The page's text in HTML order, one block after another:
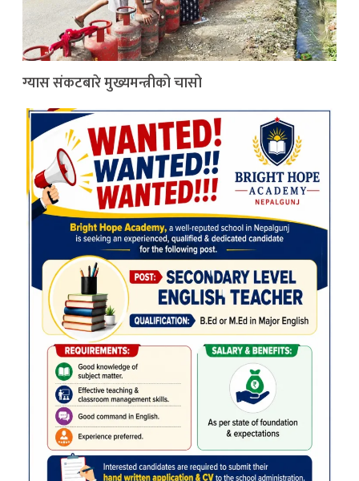
ग्यास संकटबारे मुख्यमन्त्रीको चासो